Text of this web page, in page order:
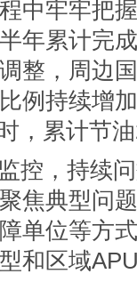
中牢牢把
年累计完
整，周边
例持续增
，累计节
控，持续
焦典型问
单位等方
和区域